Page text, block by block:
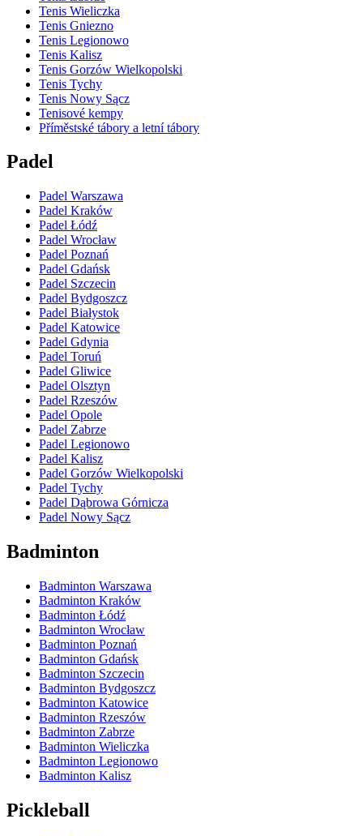
Tenis Wieliczka
Tenis Gniezno
Tenis Legionowo
Tenis Kalisz
Tenis Gorzów Wielkopolski
Tenis Tychy
Tenis Nowy Sącz
Tenisové kempy
Příměstské tábory a letní tábory
Padel
Padel Warszawa
Padel Kraków
Padel Łódź
Padel Wrocław
Padel Poznań
Padel Gdańsk
Padel Szczecin
Padel Bydgoszcz
Padel Białystok
Padel Katowice
Padel Gdynia
Padel Toruń
Padel Gliwice
Padel Olsztyn
Padel Rzeszów
Padel Opole
Padel Zabrze
Padel Legionowo
Padel Kalisz
Padel Gorzów Wielkopolski
Padel Tychy
Padel Dąbrowa Górnicza
Padel Nowy Sącz
Badminton
Badminton Warszawa
Badminton Kraków
Badminton Łódź
Badminton Wrocław
Badminton Poznań
Badminton Gdańsk
Badminton Szczecin
Badminton Bydgoszcz
Badminton Katowice
Badminton Rzeszów
Badminton Zabrze
Badminton Wieliczka
Badminton Legionowo
Badminton Kalisz
Pickleball